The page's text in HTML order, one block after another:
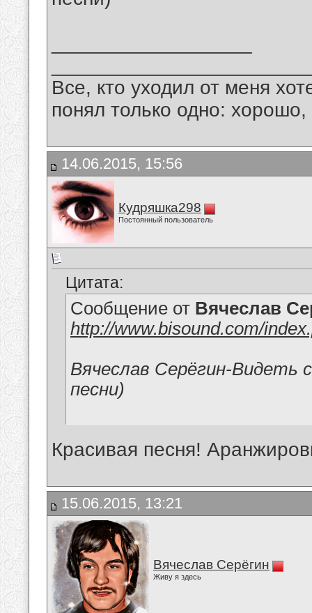
Все, кто уходил от меня
понял только одно:
14.06.2015, 15:56
Кудряшка298
Постоянный пользователь
Цитата:
Сообщение от Вячеслав
http://www.bisound.com/
Вячеслав Серёгин-Видеть
песни)
Красивая песня!
15.06.2015, 13:21
Вячеслав Серёгин
Живу я здесь